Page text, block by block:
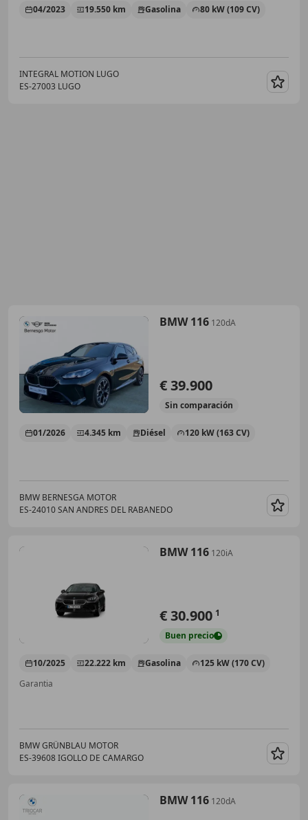
04/2023 19.550 km Gasolina 80 kW (109 CV)
INTEGRAL MOTION LUGO
ES-27003 LUGO
BMW 116 120dA
€ 39.900
Sin comparación
01/2026 4.345 km Diésel 120 kW (163 CV)
BMW BERNESGA MOTOR
ES-24010 SAN ANDRES DEL RABANEDO
BMW 116 120iA
€ 30.900 1
Buen precio
10/2025 22.222 km Gasolina
125 kW (170 CV)
Garantia
BMW GRÜNBLAU MOTOR
ES-39608 IGOLLO DE CAMARGO
BMW 116 120dA